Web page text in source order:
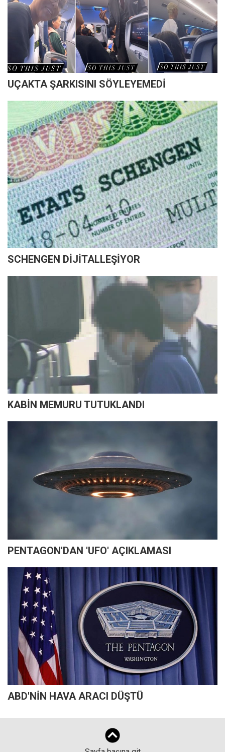
UÇAKTA ŞARKISINI SÖYLEYEMEDİ
SCHENGEN DİJİTALLEŞİYOR
KABİN MEMURU TUTUKLANDI
PENTAGON'DAN 'UFO' AÇIKLAMASI
ABD'NİN HAVA ARACI DÜŞTÜ